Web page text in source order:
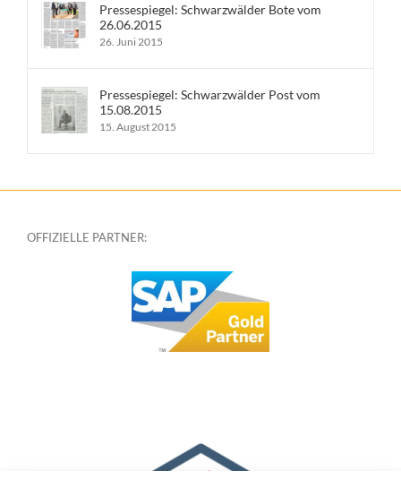
Pressespiegel: Schwarzwälder Bote vom
26.06.2015
26. Juni 2015
Pressespiegel: Schwarzwälder Post vom
15.08.2015
15. August 2015
OFFIZIELLE PARTNER: